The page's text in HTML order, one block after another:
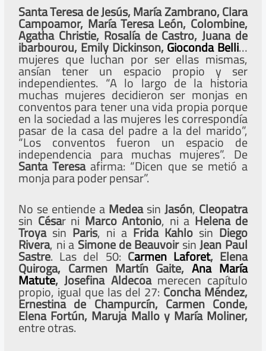
Santa Teresa de Jesús, María Zambrano, Clara
Campoamor, María Teresa León, Colombine,
Agatha Christie, Rosalía de Castro, Juana de
ibarbourou, Emily Dickinson,Gioconda Belli…
mujeres que luchan por ser ellas mismas,
ansían tener un espacio propio y ser
independientes. “A lo largo de la historia
muchas mujeres decidieron ser monjas en
conventos para tener una vida propia porque
en la sociedad a las mujeres les correspondía
pasar de la casa del padre a la del marido”,
“Los conventos fueron un espacio de
independencia para muchas mujeres”. De
Santa Teresaafirma: “Dicen que se metió a
monja para poder pensar”.
No se entiende aMedeasinJasón, Cleopatra
sinCésar niMarco Antonio, ni aHelena de
TroyasinParis, ni aFrida KahlosinDiego
Rivera, ni aSimone de BeauvoirsinJean Paul
Sastre. Las del 50:Carmen Laforet, Elena
Quiroga, Carmen Martín Gaite,Ana María
Matute, Josefina Aldecoamerecen capítulo
propio, igual que las del 27:Concha Méndez,
Ernestina de Champurcín, Carmen Conde,
Elena Fortún, Maruja Mallo y María Moliner,
entre otras.